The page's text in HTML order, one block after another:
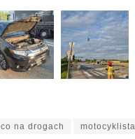
co na drogach motocyklista